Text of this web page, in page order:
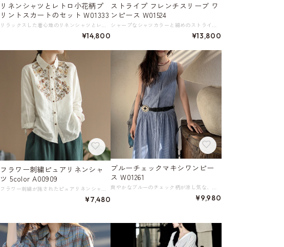
リネンシャツとレトロ小花柄プ
リントスカートのセット W01333
リラックスした着心地のリネンシャツとレトロ小花柄プリントスカートのセット。 レトロな小花柄が目を惹くスカートは、ありきたりでないのに調和を感じさせる洗練されたデザインです。 普段使いはもちろん、カフェでのひとときや、友人とのランチなど、様々なシーンで活躍できる、着回し力の高いアイテム2点のセットです。 《サイズ》 トップス Ｍ : 肩幅40cm 胸囲114cm 着丈68cm 袖丈40cm Ｌ : 肩幅41cm 胸囲118cm 着丈70cm 袖丈41cm スカート（ワンサイズ） F : ウエスト68～102cm スカート丈81cm 裏地長さ52cm ※採寸方法により1～3cmの誤差がある場合がございます。 《素材》 シャツ 麻100％ スカート 綿／ポリエステル／他 ◇人気のおすすめアイテムをもっと見る https://shop.harmonique.net/categories/5911182 ◇商品を購入する前にこちらの【ご購入前に必ずお読みください】をご確認の上お買い求めください。 https://shop.harmonique.net/blog/2024/06/25/010751 《注意事項》 *harmoniqueではお客様からのご注文を受け、お客様の商品を製作・取り寄せしております。 *基本的にお取り寄せ商品となるため、発送までに《1～3週間前後》お時間をいただいております。 *ご覧いただいているPCやスマートフォンの画面により実物と多少色合いが異なる場合がございます。 *イメージ違いやサイズ違い等、その他お客様都合によりますキャンセル・返品交換はご遠慮ください。 トップページはこちら https://shop.harmonique.net/
¥14,800
ストライプ フレンチスリーブ ワ
ンピース W01524
シャープなシャツカラーと細めのストライプが、清涼感と知的な雰囲気を醸し出すワンピース。 ウエストの横ラインがベルトのような役割を果たし、背中側のゴムシャーリングですっきりとしたメリハリを作り出します。 リラックス感がありながらもきちんと感を演出できるのが魅力です。 コーディネートが即決まる、様々なシーンで重宝するアイテムです。 《サイズ》 S : 肩幅(袖含む)50cm 胸囲96cm 総丈120cm M : 肩幅(袖含む)51cm 胸囲100cm 総丈121cm L : 肩幅(袖含む)52cm 胸囲104cm 総丈122cm XL : 肩幅(袖含む)53cm 胸囲108cm 総丈123cm ※採寸方法により1～3cm程度の誤差がある場合がございます。 ※モデル 身長169cm 体重50kg(B80/W60/H86) Mサイズ着用 《素材》 コットン69%、ナイロン28%、ポリエウレタン3% ◇サイズで迷ったらこちらをチェック https://harmonique.my.canva.site/dagieuhhs-e ◇商品を購入する前にこちらの【ご購入前に必ずお読みください】をご確認の上お買い求めください。 https://shop.harmonique.net/blog/2024/06/25/010751 《注意事項》 *harmoniqueではお客様からのご注文を受け、お客様の商品を製作・取り寄せしております。 *基本的にお取り寄せ商品となるため、発送までに《1～3週間前後》お時間をいただいております。 *ご覧いただいているPCやスマートフォンの画面により実物と多少色合いが異なる場合がございます。 *イメージ違いやサイズ違い等、その他お客様都合によりますキャンセル・返品交換はご遠慮ください。 トップページはこちら https://shop.harmonique.net/
¥13,800
フラワー刺繍ピュアリネンシャ
ツ 5color A00909
フラワー刺繍が施されたピュアリネンシャツ。 素材には上質なリネンを使用し、肌触りは柔らかく、通気性にも優れています。 華やかな刺繍デザインが個性的な印象を与え、カジュアルな日常使いからちょっとしたお出かけまで幅広いシーンで活躍します。 《カラー》 オレンジ／ブラウン／ネイビー／オフホワイト／エクリュ 《サイズ》 F：肩幅40cm 胸囲110cm 着丈64cm 袖丈56cm 袖口21cm 裾幅123cm ※採寸方法により1～3cmの誤差がある場合がございます。 ※モデル 身長164cm 体重50kg Fサイズ着用 《素材》 麻100％ ◇人気のおすすめアイテムをもっと見る https://shop.harmonique.net/categories/5911182 ◇商品を購入する前にこちらの【ご購入前に必ずお読みください】をご確認の上お買い求めください。 https://shop.harmonique.net/blog/2024/06/25/010751 《注意事項》 *harmoniqueではお客様からのご注文を受け、お客様の商品を製作・取り寄せしております。 *基本的にお取り寄せ商品となるため、発送までに《1～3週間前後》お時間をいただいております。 *ご覧いただいているPCやスマートフォンの画面により実物と多少色合いが異なる場合がございます。 *イメージ違いやサイズ違い等、その他お客様都合によりますキャンセル・返品交換はご遠慮ください。 トップページはこちら https://shop.harmonique.net/
¥7,480
ブルーチェックマキシワンピー
ス W01261
爽やかなブルーのチェック柄が涼し気な、ノースリーブの前ボタンワンピースです。 綿素材の軽やかで快適な着心地で、裏地付きのため透け感をしっかり防止。 ベルトでウエストマークしてもスタイルよく着こなせ、陽気の良い季節に最適な一着です。 《サイズ》 XS : 肩幅36cm 胸囲85.5cm ウエスト92cm スカート丈118cm S : 肩幅36cm 胸囲85.5cm ウエスト92cm スカート丈126cm M : 肩幅37cm 胸囲89.5cm ウエスト96cm スカート丈127cm L : 肩幅38cm 胸囲93.5cm ウエスト100cm スカート丈128cm ※採寸方法により1～3cm程度の誤差がある場合がございます。 ※モデル 身長163cm 体重44kg Sサイズ着用 《素材》 コットン100% ◇サイズで迷ったらこちらをチェック https://harmonique.my.canva.site/dagieuhhs-e ◇商品を購入する前にこちらの【ご購入前に必ずお読みください】をご確認の上お買い求めください。 https://shop.harmonique.net/blog/2024/06/25/010751 《注意事項》 *harmoniqueではお客様からのご注文を受け、お客様の商品を製作・取り寄せしております。 *基本的にお取り寄せ商品となるため、発送までに《1～3週間前後》お時間をいただいております。 *ご覧いただいているPCやスマートフォンの画面により実物と多少色合いが異なる場合がございます。 *イメージ違いやサイズ違い等、その他お客様都合によりますキャンセル・返品交換はご遠慮ください。 トップページはこちら https://shop.harmonique.net/
¥9,980